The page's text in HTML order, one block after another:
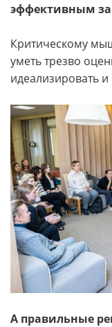
эффективным
Критическому
уметь трезво
идеализировать
А правильные